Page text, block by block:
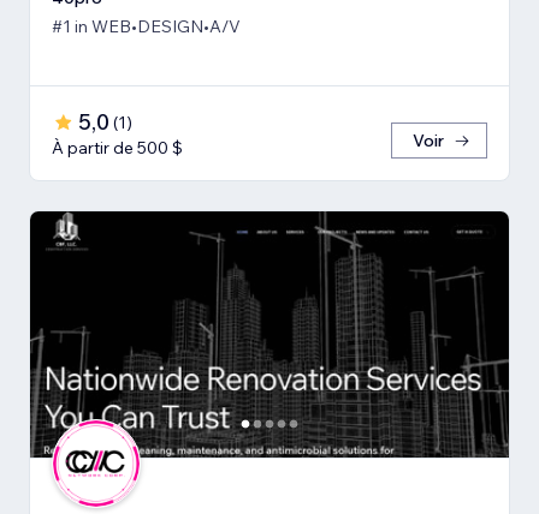
#1 in WEB•DESIGN•A/V
5,0 (1)
À partir de 500 $
Voir